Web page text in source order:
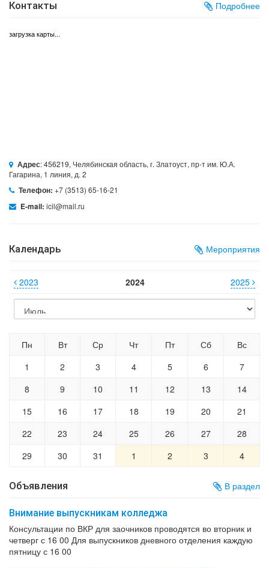
Контакты Подробнее
загрузка карты...
Адрес: 456219, Челябинская область, г. Златоуст, пр-т им. Ю.А.
Гагарина, 1 линия, д. 2
Телефон: +7 (3513) 65-16-21
E-mail: icil@mail.ru
Календарь Мероприятия
2023 2024 2025
Пн Вт Ср Чт Пт Сб
Вс
1
2 3 4 5 6
7
8
9 10 11 12 13
14
15
16 17 18 19 20
21
22
23 24 25 26 27
28
29
30 31 1 2 3 4
Объявления В раздел
Внимание выпускникам колледжа
Консультации по ВКР для заочников проводятся во вторник и
четверг с 16 00 Для выпускников дневного отделения каждую
пятницу с 16 00